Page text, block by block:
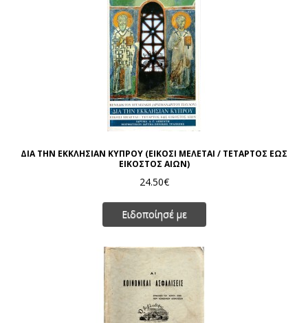
ΔΙΑ ΤΗΝ ΕΚΚΛΗΣΙΑΝ ΚΥΠΡΟΥ (ΕΙΚΟΣΙ ΜΕΛΕΤΑΙ / ΤΕΤΑΡΤΟΣ ΕΩΣ
ΕΙΚΟΣΤΟΣ ΑΙΩΝ)
24.50€
Ειδοποίησέ με